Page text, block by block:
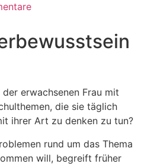
erwachsenen Frau mit
die sie täglich
ihrer Art zu denken zu tun?
rund um das Thema
will, begreift früher